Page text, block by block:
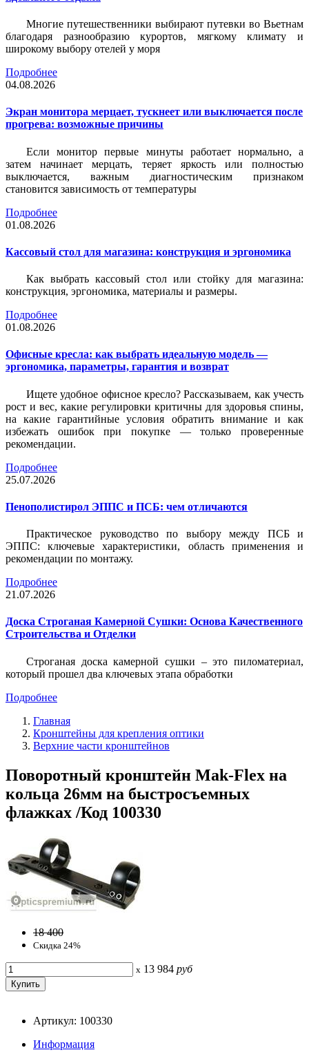
Многие путешественники выбирают путевки во Вьетнам
благодаря разнообразию курортов, мягкому климату и
широкому выбору отелей у моря
Подробнее
04.08.2026
Экран монитора мерцает, тускнеет или выключается после
прогрева: возможные причины
Если монитор первые минуты работает нормально, а
затем начинает мерцать, теряет яркость или полностью
выключается, важным диагностическим признаком
становится зависимость от температуры
Подробнее
01.08.2026
Кассовый стол для магазина: конструкция и эргономика
Как выбрать кассовый стол или стойку для магазина:
конструкция, эргономика, материалы и размеры.
Подробнее
01.08.2026
Офисные кресла: как выбрать идеальную модель —
эргономика, параметры, гарантия и возврат
Ищете удобное офисное кресло? Рассказываем, как учесть
рост и вес, какие регулировки критичны для здоровья спины,
на какие гарантийные условия обратить внимание и как
избежать ошибок при покупке — только проверенные
рекомендации.
Подробнее
25.07.2026
Пенополистирол ЭППС и ПСБ: чем отличаются
Практическое руководство по выбору между ПСБ и
ЭППС: ключевые характеристики, область применения и
рекомендации по монтажу.
Подробнее
21.07.2026
Доска Строганая Камерной Сушки: Основа Качественного
Строительства и Отделки
Строганая доска камерной сушки – это пиломатериал,
который прошел два ключевых этапа обработки
Подробнее
Главная
Кронштейны для крепления оптики
Верхние части кронштейнов
Поворотный кронштейн Mak-Flex на
кольца 26мм на быстросъемных
флажках /Код 100330
18 400
Скидка 24%
x 13 984 руб
Артикул: 100330
Информация